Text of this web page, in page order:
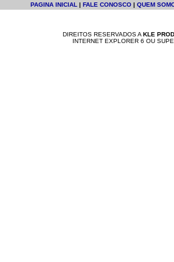
PAGINA INICIAL | FALE CONOSCO | QUEM
DIREITOS RESERVADOS A KLE
INTERNET EXPLORER 6 OU